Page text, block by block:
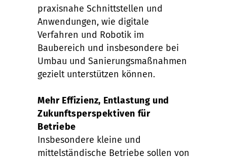
praxisnahe Schnittstellen und
Anwendungen, wie digitale
Verfahren und Robotik im
Baubereich und insbesondere bei
Umbau und Sanierungsmaßnahmen
gezielt unterstützen können.
Mehr Effizienz, Entlastung und
Zukunftsperspektiven für
Betriebe
Insbesondere kleine und
mittelständische Betriebe sollen von